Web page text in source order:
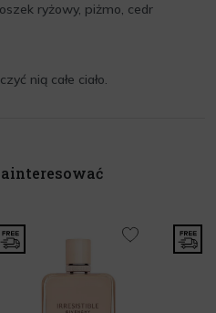
ryżowy, piżmo, cedr
nią całe ciało.